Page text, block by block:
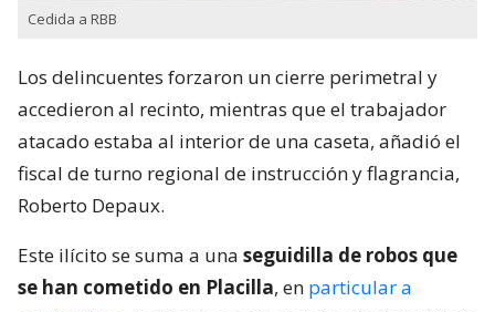
Cedida a RBB
Los delincuentes forzaron un cierre perimetral y
accedieron al recinto, mientras que el trabajador
atacado estaba al interior de una caseta, añadió el
fiscal de turno regional de instrucción y flagrancia,
Roberto Depaux.
Este ilícito se suma a una seguidilla de robos que
se han cometido en Placilla, en particular a